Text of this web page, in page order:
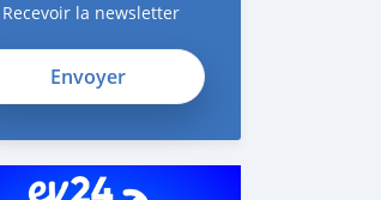
Recevoir la newsletter